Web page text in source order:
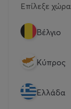
Επίλεξε χώρα
Βέλγιο
Κύπρος
Eλλάδα